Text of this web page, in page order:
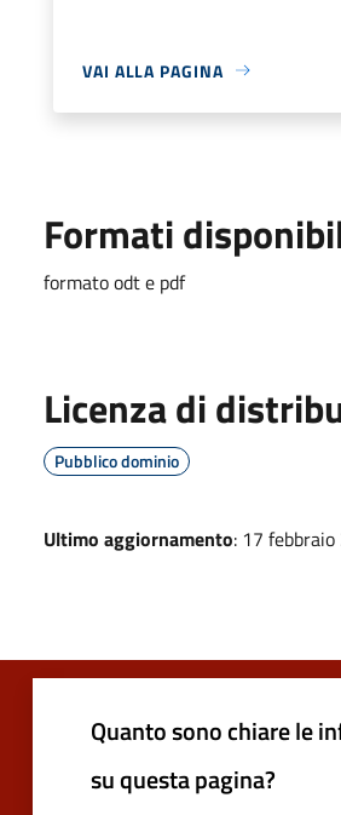
VAI ALLA PAGINA
Formati
formato odt e pdf
Licenza di
Pubblico dominio
Ultimo aggiornamento: 17
Quanto sono chiare le
su questa pagina?